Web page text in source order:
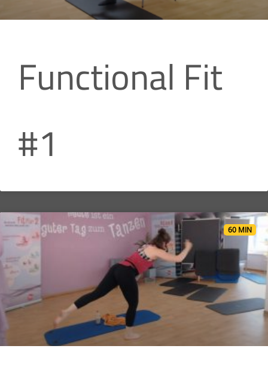
Functional Fit
#1
60 MIN